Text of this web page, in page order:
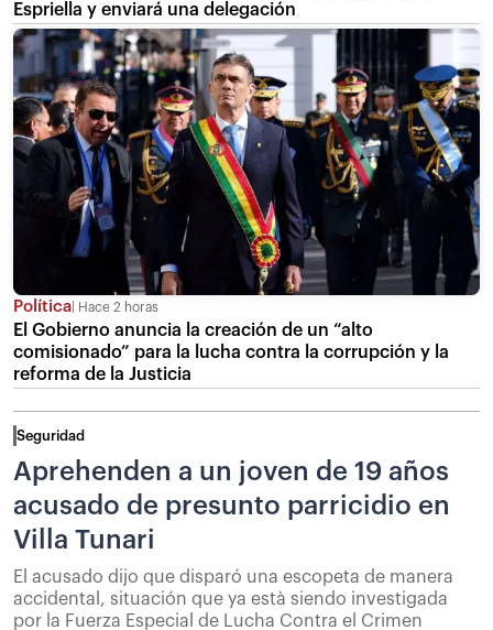
Espriella y enviará una delegación
Política Hace 2 horas
El Gobierno anuncia la creación de un “alto
comisionado” para la lucha contra la corrupción y la
reforma de la Justicia
Seguridad
Aprehenden a un joven de 19 años
acusado de presunto parricidio en
Villa Tunari
El acusado dijo que disparó una escopeta de manera
accidental, situación que ya està siendo investigada
por la Fuerza Especial de Lucha Contra el Crimen